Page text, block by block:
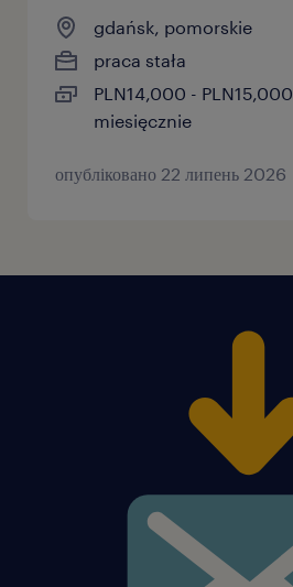
gdańsk, pomorskie
praca stała
PLN14,000 - PLN15,000
miesięcznie
опубліковано 22 липень 2026